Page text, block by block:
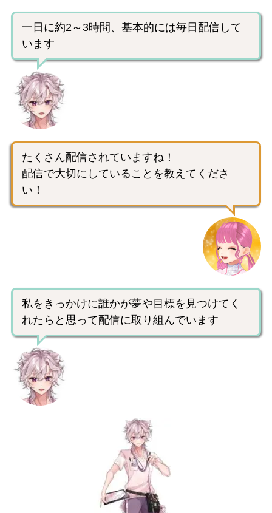
一日に約2～3時間、基本的には毎日配信して
います
たくさん配信されていますね！
配信で大切にしていることを教えてくださ
い！
私をきっかけに誰かが夢や目標を見つけてく
れたらと思って配信に取り組んでいます